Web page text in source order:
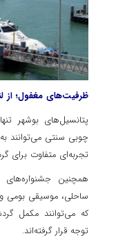
ظرفیت‌های مغفول؛ از
پتانسیل‌های بوشهر
چوبی سنتی می‌توانند
تجربه‌ای متفاوت برای
همچنین
ساحلی، موسیقی
که می‌توانند مکمل
توجه قرار گرفته‌اند.